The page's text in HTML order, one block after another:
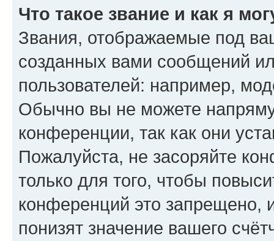
Что такое звание и как я
Звания, отображаемые под
созданных вами сообщений
пользователей: например,
Обычно вы не можете
конференции, так как они
Пожалуйста, не засоряйте
только для того, чтобы
конференций это запрещено,
понизят значение вашего